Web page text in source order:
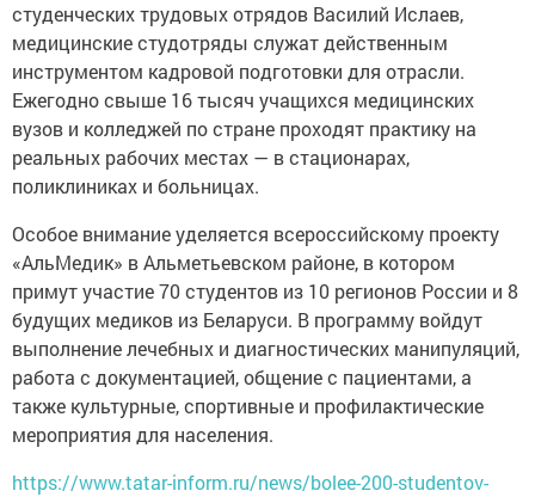
студенческих трудовых отрядов Василий Ислаев,
медицинские студотряды служат действенным
инструментом кадровой подготовки для отрасли.
Ежегодно свыше 16 тысяч учащихся медицинских
вузов и колледжей по стране проходят практику на
реальных рабочих местах — в стационарах,
поликлиниках и больницах.
Особое внимание уделяется всероссийскому проекту
«АльМедик» в Альметьевском районе, в котором
примут участие 70 студентов из 10 регионов России и 8
будущих медиков из Беларуси. В программу войдут
выполнение лечебных и диагностических манипуляций,
работа с документацией, общение с пациентами, а
также культурные, спортивные и профилактические
мероприятия для населения.
https://www.tatar-inform.ru/news/bolee-200-studentov-